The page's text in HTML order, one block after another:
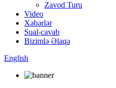
Zavod Turu
Video
Xəbərlər
Sual-cavab
Bizimlə Əlaqə
English